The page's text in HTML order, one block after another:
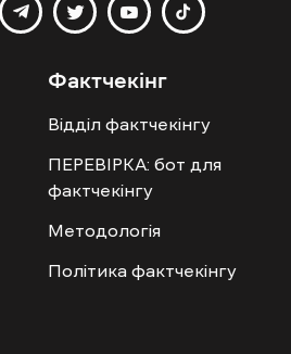
Фактчекінг
Відділ фактчекінгу
ПЕРЕВІРКА: бот для
фактчекінгу
Методологія
Політика фактчекінгу